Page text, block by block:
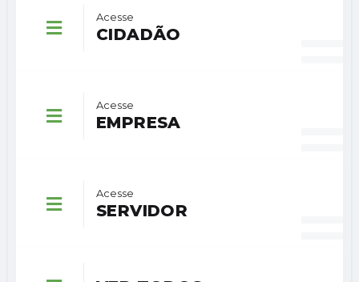
CIDADÃO
Acesse
EMPRESA
Acesse
SERVIDOR
Acesse